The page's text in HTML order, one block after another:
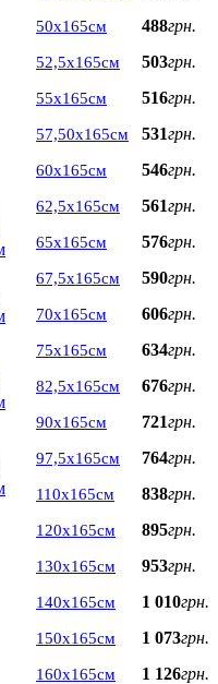
50х165см 488грн.
52,5х165см 503грн.
55х165см 516грн.
57,50х165см 531грн.
60х165см 546грн.
62,5х165см 561грн.
65х165см 576грн.
67,5х165см 590грн.
70х165см 606грн.
75х165см 634грн.
82,5х165см 676грн.
90х165см 721грн.
97,5х165см 764грн.
110х165см 838грн.
120х165см 895грн.
130х165см 953грн.
140х165см 1 010грн.
150х165см 1 073грн.
160х165см 1 126грн.